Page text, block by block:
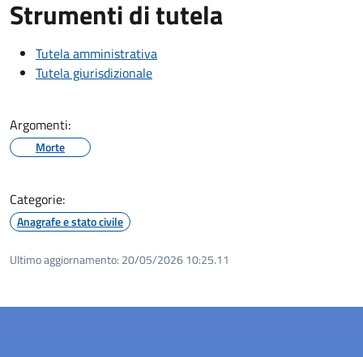
Strumenti di tutela
Tutela amministrativa
Tutela giurisdizionale
Argomenti:
Morte
Categorie:
Anagrafe e stato civile
Ultimo aggiornamento: 20/05/2026 10:25.11